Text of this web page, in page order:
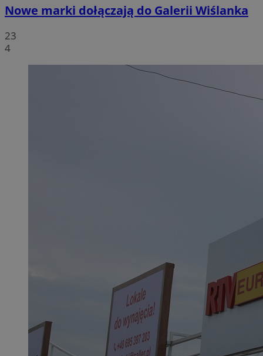
Nowe marki dołączają do Galerii Wiślanka
23
4